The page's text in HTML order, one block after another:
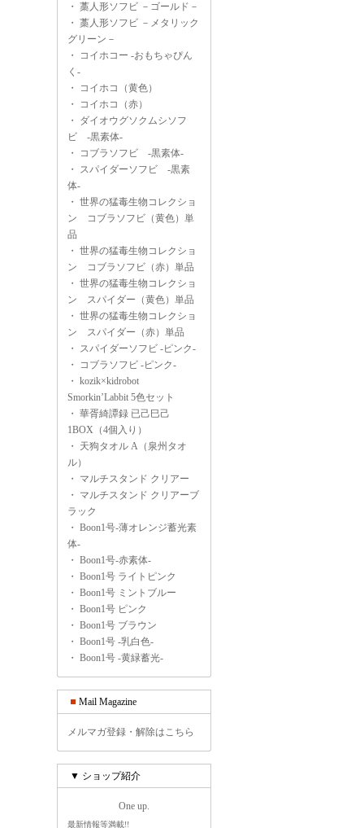
・ 藁人形ソフビ －ゴールド－
・ 藁人形ソフビ －メタリック
グリーン－
・
コイホコー -おもちゃぴん
く-
・
コイホコ（黄色）
・
コイホコ（赤）
・ ダイオウグソクムシソフ
ビ -黒素体-
・
コブラソフビ -黒素体-
・ スパイダーソフビ -黒素
体-
・ 世界の猛毒生物コレクショ
ン コブラソフビ（黄色）単
品
・ 世界の猛毒生物コレクショ
ン コブラソフビ（赤）単品
・ 世界の猛毒生物コレクショ
ン スパイダー（黄色）単品
・ 世界の猛毒生物コレクショ
ン スパイダー（赤）単品
・ スパイダーソフビ -ピンク-
・
コブラソフビ -ピンク-
・ kozik×kidrobot
Smorkin’Labbit 5色セット
・ 華胥綺譚録 已己巳己
1BOX（4個入り）
・ 天狗タオル A（泉州タオ
ル）
・ マルチスタンド クリアー
・ マルチスタンド クリアーブ
ラック
・ Boon1号-薄オレンジ蓄光素
体-
・ Boon1号-赤素体-
・ Boon1号 ライトピンク
・ Boon1号 ミントブルー
・ Boon1号 ピンク
・ Boon1号 ブラウン
・ Boon1号 -乳白色-
・ Boon1号 -黄緑蓄光-
Mail Magazine
メルマガ登録・解除はこちら
▼ ショップ紹介
One up.
最新情報等満載!!